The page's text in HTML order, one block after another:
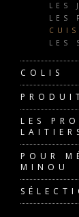
LES
LES
LES
COLIS
LES
POUR
MINOU